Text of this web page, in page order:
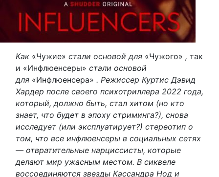
Как «Чужие» стали основой для «Чужого» , так
и «Инфлюенсеры» стали основой
для «Инфлюенсера» . Режиссер Куртис Дэвид
Хардер после своего психотриллера 2022 года,
который, должно быть, стал хитом (но кто
знает, что будет в эпоху стриминга?), снова
исследует (или эксплуатирует?) стереотип о
том, что все инфлюенсеры в социальных сетях
— отвратительные нарциссисты, которые
делают мир ужасным местом. В сиквеле
воссоединяются звезды Кассандра Нод и